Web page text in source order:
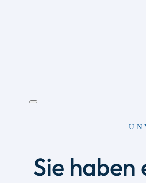
Sie